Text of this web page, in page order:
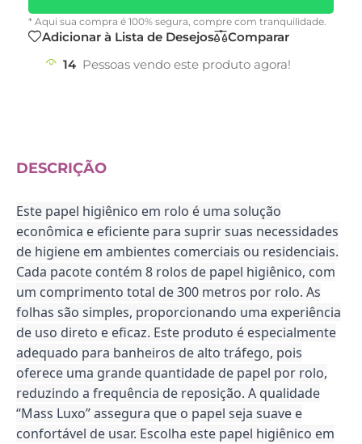
* Aqui sua compra é 100% segura, compre com tranquilidade.
Adicionar à Lista de Desejos
Comparar
14 Pessoas vendo este produto agora!
DESCRIÇÃO
Este papel higiênico em rolo é uma solução
econômica e eficiente para suprir suas necessidades
de higiene em ambientes comerciais ou residenciais.
Cada pacote contém 8 rolos de papel higiênico, com
um comprimento total de 300 metros por rolo. As
folhas são simples, proporcionando uma experiência
de uso direto e eficaz. Este produto é especialmente
adequado para banheiros de alto tráfego, pois
oferece uma grande quantidade de papel por rolo,
reduzindo a frequência de reposição. A qualidade
“Mass Luxo” assegura que o papel seja suave e
confortável de usar. Escolha este papel higiênico em